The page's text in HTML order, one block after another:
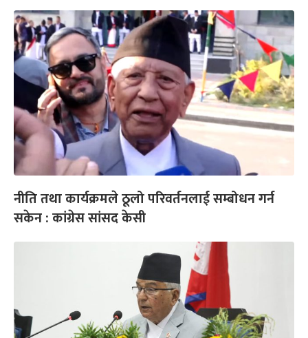
नीति तथा कार्यक्रमले ठूलो परिवर्तनलाई सम्बोधन गर्न
सकेन : कांग्रेस सांसद केसी